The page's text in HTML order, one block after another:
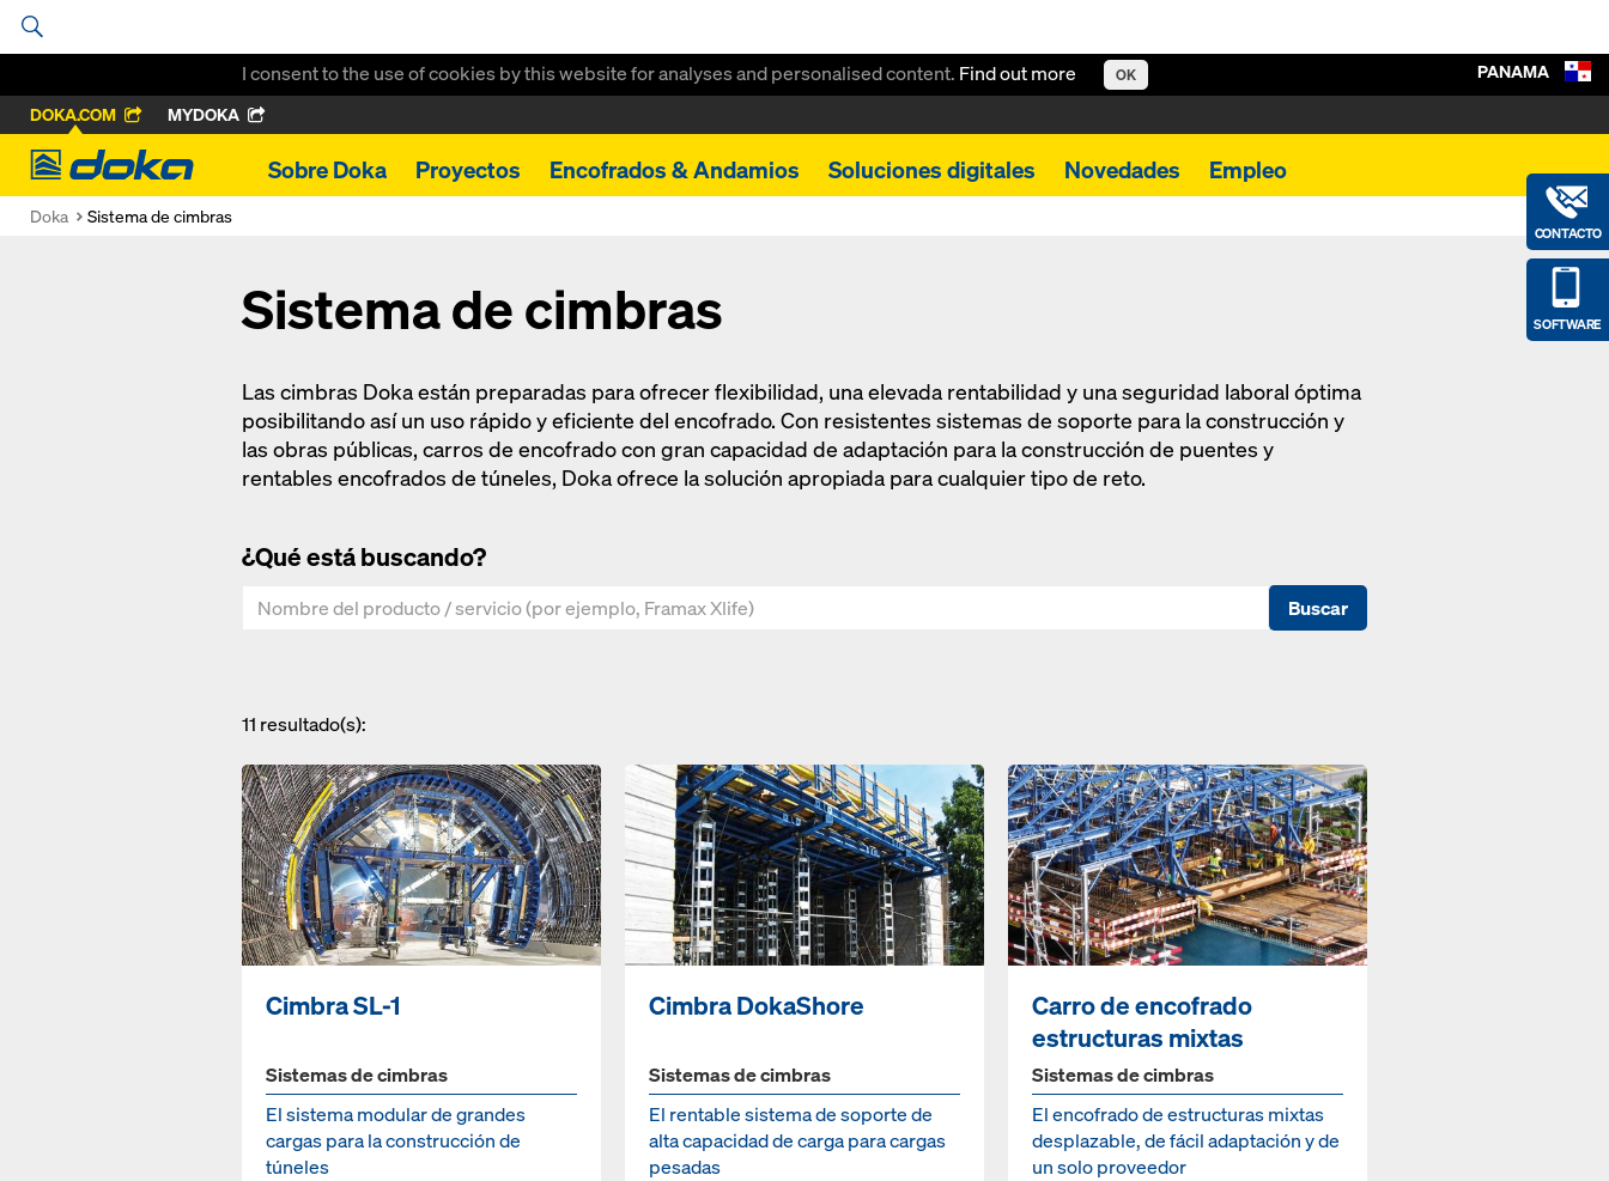
I consent to the use of cookies by this website for analyses and personalised content. Find out more OK
DOKA.COM MYDOKA
Doka
Sobre Doka Proyectos Encofrados & Andamios Soluciones digitales Novedades Empleo
CONTACTO
SOFTWARE
PANAMA
Doka Sistema de cimbras
Sistema de cimbras
Las cimbras Doka están preparadas para ofrecer flexibilidad, una elevada rentabilidad y una seguridad laboral óptima
posibilitando así un uso rápido y eficiente del encofrado. Con resistentes sistemas de soporte para la construcción y
las obras públicas, carros de encofrado con gran capacidad de adaptación para la construcción de puentes y
rentables encofrados de túneles, Doka ofrece la solución apropiada para cualquier tipo de reto.
¿Qué está buscando?
Buscar
11 resultado(s):
Cimbra SL-1
Sistemas de cimbras
El sistema modular de grandes
cargas para la construcción de
túneles
Cimbra DokaShore
Sistemas de cimbras
El rentable sistema de soporte de
alta capacidad de carga para cargas
pesadas
Carro de encofrado
estructuras mixtas
Sistemas de cimbras
El encofrado de estructuras mixtas
desplazable, de fácil adaptación y de
un solo proveedor